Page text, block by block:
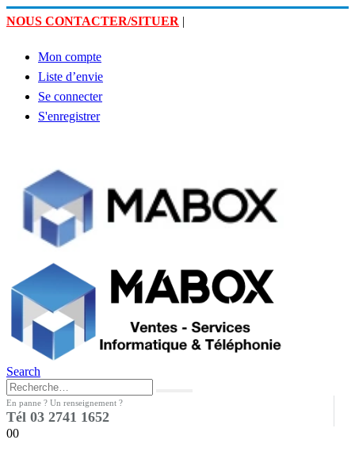
NOUS CONTACTER/SITUER |
Mon compte
Liste d’envie
Se connecter
S'enregistrer
Search
En panne ? Un renseignement ?
Tél 03 2741 1652
00